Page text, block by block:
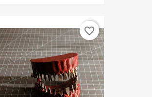
favorite_border